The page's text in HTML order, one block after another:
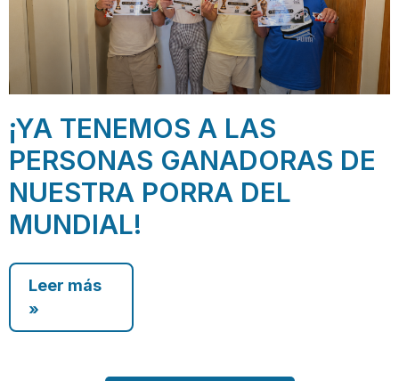
¡YA TENEMOS A LAS
PERSONAS GANADORAS DE
NUESTRA PORRA DEL
MUNDIAL!
Leer más
»